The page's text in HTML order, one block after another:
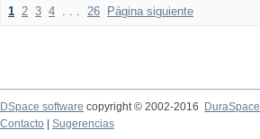
1 2 3 4 . . . 26 Página siguiente
DSpace software copyright © 2002-2016
DuraSpace
Contacto
Sugerencias